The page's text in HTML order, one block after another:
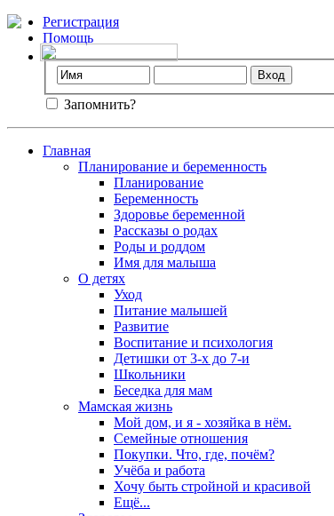
Регистрация
Помощь
Запомнить?
Главная
Планирование и беременность
Планирование
Беременность
Здоровье беременной
Рассказы о родах
Роды и роддом
Имя для малыша
О детях
Уход
Питание малышей
Развитие
Воспитание и психология
Детишки от 3-х до 7-и
Школьники
Беседка для мам
Мамская жизнь
Мой дом, и я - хозяйка в нём.
Семейные отношения
Покупки. Что, где, почём?
Учёба и работа
Хочу быть стройной и красивой
Ещё...